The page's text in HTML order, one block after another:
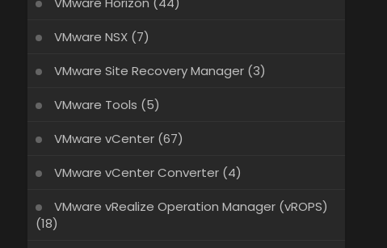
VMware NSX(7)
VMware Site Recovery Manager(3)
VMware Tools (5)
VMware vCenter(67)
VMware vCenter Converter(4)
VMware vRealize Operation Manager (vROPS)
(18)